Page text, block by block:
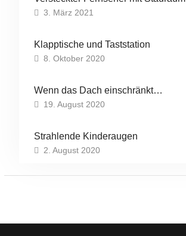
3. März 2021
Klapptische und Taststation
8. Oktober 2020
Wenn das Dach einschränkt…
19. August 2020
Strahlende Kinderaugen
2. August 2020